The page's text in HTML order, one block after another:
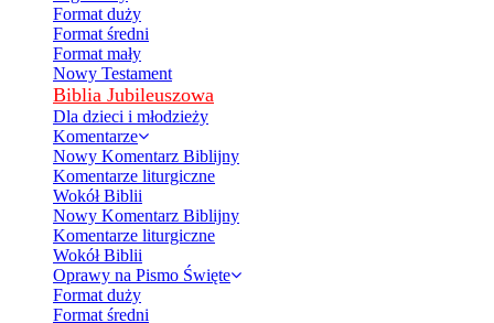
Format duży
Format średni
Format mały
Nowy Testament
Biblia Jubileuszowa
Dla dzieci i młodzieży
Komentarze
Nowy Komentarz Biblijny
Komentarze liturgiczne
Wokół Biblii
Nowy Komentarz Biblijny
Komentarze liturgiczne
Wokół Biblii
Oprawy na Pismo Święte
Format duży
Format średni